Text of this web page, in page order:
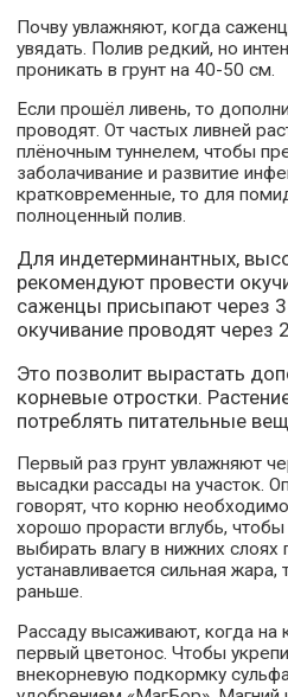
Почву увлажняют, когда
увядать. Полив редкий, но
проникать в грунт на 40-50 см.
Если прошёл ливень, то
проводят. От частых ливней
плёночным туннелем, чтобы
заболачивание и развитие
кратковременные, то для
полноценный полив.
Для индетерминантных,
рекомендуют провести
саженцы присыпают через
окучивание проводят через
Это позволит вырастать
корневые отростки.
потреблять питательные
Первый раз грунт увлажняют
высадки рассады на участок.
говорят, что корню
хорошо прорасти вглубь,
выбирать влагу в нижних слоях
устанавливается сильная жара,
раньше.
Рассаду высаживают, когда на
первый цветонос. Чтобы
внекорневую подкормку